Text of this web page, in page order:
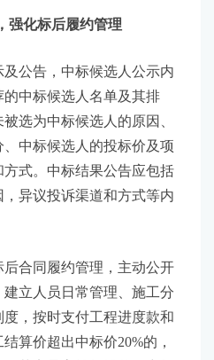
强化标后履约管理
及公告，中标候选人公示内
中标候选人名单及其排
选为中标候选人的原因、
中标候选人的投标价及项
式。中标结果公告应包括
异议投诉渠道和方式等内
后合同履约管理，主动公开
立人员日常管理、施工分
，按时支付工程进度款和
算价超出中标价20%的，